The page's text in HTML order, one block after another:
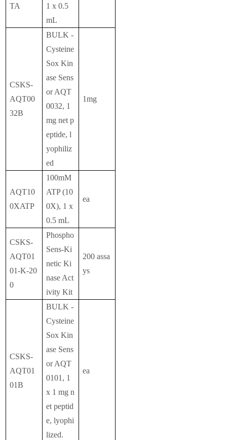
TA
1 x 0.5
mL
CSKS-
AQT00
32B
BULK -
Cysteine
Sox Kin
ase Sens
or AQT
0032, 1
mg net p
eptide, l
yophiliz
ed
1mg
AQT10
0XATP
100mM
ATP (10
0X), 1 x
0.5 mL
ea
CSKS-
AQT01
01-K-20
0
Phospho
Sens-Ki
netic Ki
nase Act
ivity Kit
200 assa
ys
CSKS-
AQT01
01B
BULK -
Cysteine
Sox Kin
ase Sens
or AQT
0101, 1
x 1 mg n
et peptid
e, lyophi
lized.
ea